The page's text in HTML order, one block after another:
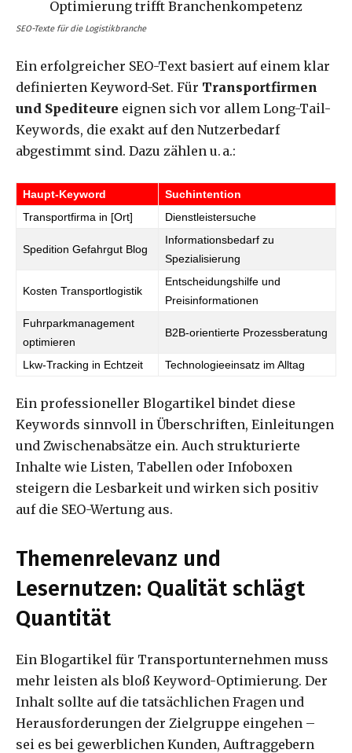
SEO-Texte für die Logistikbranche
Ein erfolgreicher SEO-Text basiert auf einem klar
definierten Keyword-Set. Für Transportfirmen
und Spediteure eignen sich vor allem Long-Tail-
Keywords, die exakt auf den Nutzerbedarf
abgestimmt sind. Dazu zählen u. a.:
Haupt-Keyword
Suchintention
Transportfirma in [Ort]
Dienstleistersuche
Spedition Gefahrgut Blog
Informationsbedarf zu
Spezialisierung
Kosten Transportlogistik
Entscheidungshilfe und
Preisinformationen
Fuhrparkmanagement
optimieren
B2B-orientierte Prozessberatung
Lkw-Tracking in Echtzeit Technologieeinsatz im Alltag
Ein professioneller Blogartikel bindet diese
Keywords sinnvoll in Überschriften, Einleitungen
und Zwischenabsätze ein. Auch strukturierte
Inhalte wie Listen, Tabellen oder Infoboxen
steigern die Lesbarkeit und wirken sich positiv
auf die SEO-Wertung aus.
Themenrelevanz und
Lesernutzen: Qualität schlägt
Quantität
Ein Blogartikel für Transportunternehmen muss
mehr leisten als bloß Keyword-Optimierung. Der
Inhalt sollte auf die tatsächlichen Fragen und
Herausforderungen der Zielgruppe eingehen –
sei es bei gewerblichen Kunden, Auftraggebern